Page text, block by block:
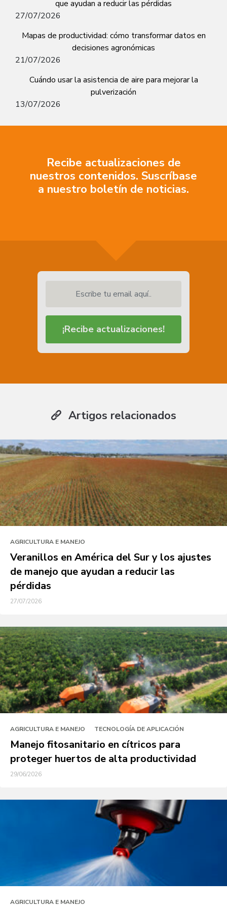
que ayudan a reducir las pérdidas
27/07/2026
Mapas de productividad: cómo transformar datos en
decisiones agronómicas
21/07/2026
Cuándo usar la asistencia de aire para mejorar la
pulverización
13/07/2026
Recibe actualizaciones de
nuestros contenidos. Suscríbase
a nuestro boletín de noticias.
¡Recibe actualizaciones!
Artigos relacionados
AGRICULTURA E MANEJO
Veranillos en América del Sur y los ajustes
de manejo que ayudan a reducir las
pérdidas
27/07/2026
AGRICULTURA E MANEJO TECNOLOGÍA DE APLICACIÓN
Manejo fitosanitario en cítricos para
proteger huertos de alta productividad
29/06/2026
AGRICULTURA E MANEJO